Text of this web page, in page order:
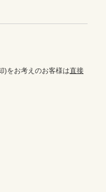
)をお考えのお客様は直接